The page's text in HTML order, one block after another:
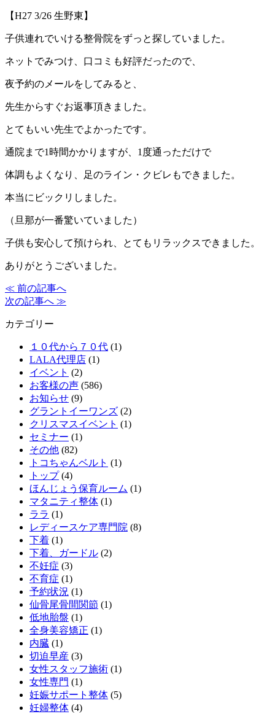
【H27 3/26 生野東】
子供連れでいける整骨院をずっと探していました。
ネットでみつけ、口コミも好評だったので、
夜予約のメールをしてみると、
先生からすぐお返事頂きました。
とてもいい先生でよかったです。
通院まで1時間かかりますが、1度通っただけで
体調もよくなり、足のライン・クビレもできました。
本当にビックリしました。
（旦那が一番驚いていました）
子供も安心して預けられ、とてもリラックスできました。
ありがとうございました。
≪ 前の記事へ
次の記事へ ≫
カテゴリー
１０代から７０代 (1)
LALA代理店 (1)
イベント (2)
お客様の声 (586)
お知らせ (9)
グラントイーワンズ (2)
クリスマスイベント (1)
セミナー (1)
その他 (82)
トコちゃんベルト (1)
トップ(4)
ほんじょう保育ルーム (1)
マタニティ整体 (1)
ララ (1)
レディースケア専門院 (8)
下着 (1)
下着、ガードル (2)
不妊症 (3)
不育症 (1)
予約状況 (1)
仙骨尾骨間関節 (1)
低地胎盤 (1)
全身美容矯正 (1)
内臓 (1)
切迫早産 (3)
女性スタッフ施術 (1)
女性専門 (1)
妊娠サポート整体 (5)
妊婦整体 (4)